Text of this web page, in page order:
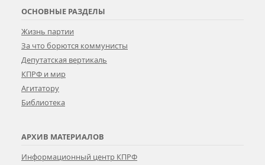
ОСНОВНЫЕ РАЗДЕЛЫ
Жизнь партии
За что борются коммунисты
Депутатская вертикаль
КПРФ и мир
Агитатору
Библиотека
АРХИВ МАТЕРИАЛОВ
Информационный центр КПРФ